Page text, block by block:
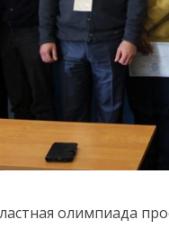
олимпиада